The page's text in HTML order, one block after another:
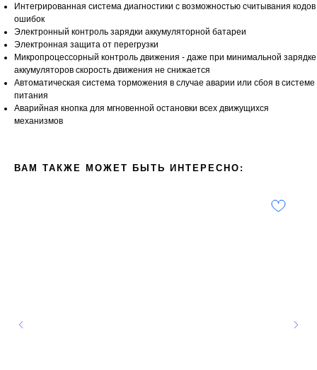
Интегрированная система диагностики с возможностью считывания кодов
ошибок
Электронный контроль зарядки аккумуляторной батареи
Электронная защита от перегрузки
Микропроцессорный контроль движения - даже при минимальной зарядке
аккумуляторов скорость движения не снижается
Автоматическая система торможения в случае аварии или сбоя в системе
питания
Аварийная кнопка для мгновенной остановки всех движущихся
механизмов
ВАМ ТАКЖЕ МОЖЕТ БЫТЬ ИНТЕРЕСНО: